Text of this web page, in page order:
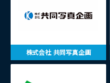
株式会社 共同写真企画